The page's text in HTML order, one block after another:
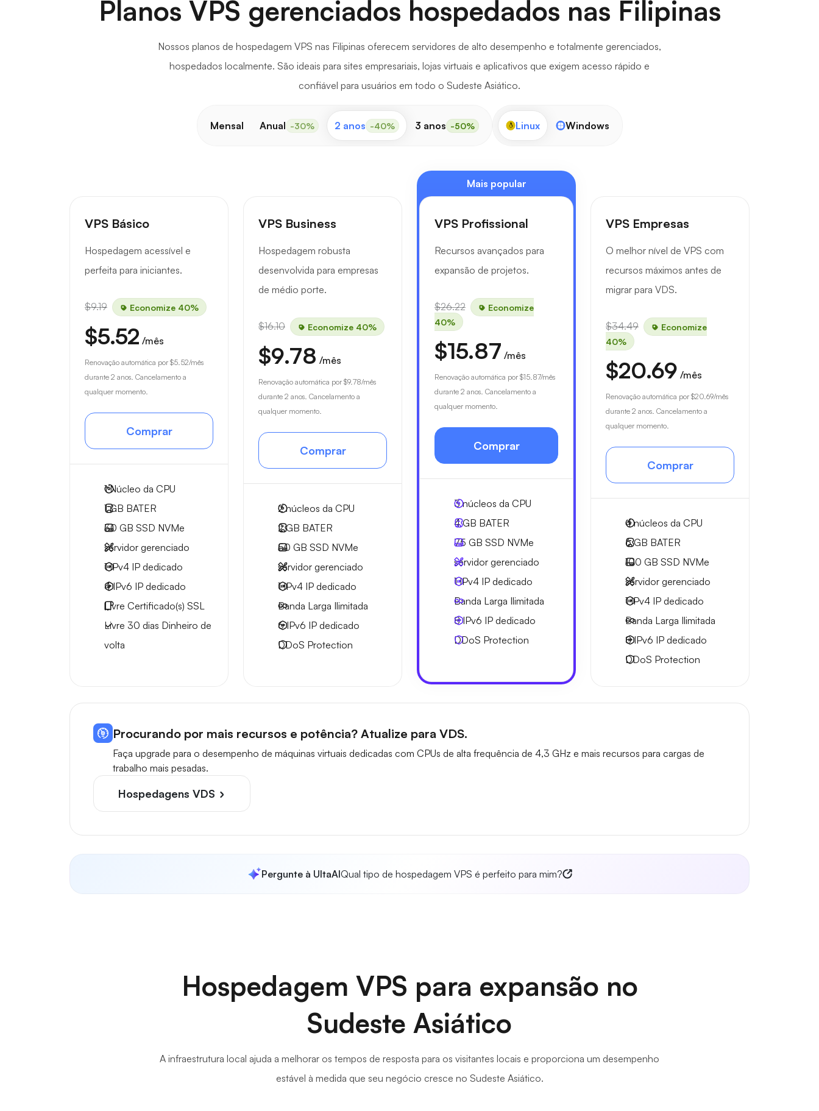
Planos VPS gerenciados hospedados nas Filipinas
Nossos planos de hospedagem VPS nas Filipinas oferecem servidores de alto desempenho e totalmente gerenciados,
hospedados localmente. São ideais para sites empresariais, lojas virtuais e aplicativos que exigem acesso rápido e
confiável para usuários em todo o Sudeste Asiático.
Mensal Anual -30% 2 anos -40% 3 anos -50% Linux Windows
VPS Básico
Hospedagem acessível e
perfeita para iniciantes.
$9.19 Economize 40%
$5.52 /mês
Renovação automática por $5.52/mês
durante 2 anos. Cancelamento a
qualquer momento.
Comprar
1Núcleo da CPU
1 GB BATER
30 GB SSD NVMe
servidor gerenciado
1 IPv4 IP dedicado
4 IPv6 IP dedicado
Livre Certificado(s) SSL
Livre 30 dias Dinheiro de
volta
VPS Business
Hospedagem robusta
desenvolvida para empresas
de médio porte.
$16.10 Economize 40%
$9.78 /mês
Renovação automática por $9.78/mês
durante 2 anos. Cancelamento a
qualquer momento.
Comprar
2núcleos da CPU
2 GB BATER
50 GB SSD NVMe
servidor gerenciado
1 IPv4 IP dedicado
Banda Larga Ilimitada
6 IPv6 IP dedicado
DDoS Protection
Mais popular
VPS Profissional
Recursos avançados para
expansão de projetos.
$26.22
Economize
40%
$15.87 /mês
Renovação automática por $15.87/mês
durante 2 anos. Cancelamento a
qualquer momento.
Comprar
3núcleos da CPU
4 GB BATER
75 GB SSD NVMe
servidor gerenciado
1 IPv4 IP dedicado
Banda Larga Ilimitada
8 IPv6 IP dedicado
DDoS Protection
VPS Empresas
O melhor nível de VPS com
recursos máximos antes de
migrar para VDS.
$34.49
Economize
40%
$20.69 /mês
Renovação automática por $20.69/mês
durante 2 anos. Cancelamento a
qualquer momento.
Comprar
4núcleos da CPU
6 GB BATER
100 GB SSD NVMe
servidor gerenciado
1 IPv4 IP dedicado
Banda Larga Ilimitada
8 IPv6 IP dedicado
DDoS Protection
Procurando por mais recursos e potência? Atualize para VDS.
Faça upgrade para o desempenho de máquinas virtuais dedicadas com CPUs de alta frequência de 4,3 GHz e mais recursos para cargas de
trabalho mais pesadas.
Hospedagens VDS
Pergunte à UltaAIQual tipo de hospedagem VPS é perfeito para mim?
Hospedagem VPS para expansão no
Sudeste Asiático
A infraestrutura local ajuda a melhorar os tempos de resposta para os visitantes locais e proporciona um desempenho
estável à medida que seu negócio cresce no Sudeste Asiático.